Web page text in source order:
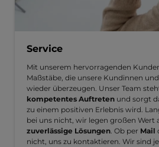
Service
Mit unserem hervorragenden
Maßstäbe, die unsere Kundinnen
wieder überzeugen. Unser Team
kompetentes Auftreten und sorgt
zu einem positiven Erlebnis wird.
bei uns nicht, wir legen großen Wert
zuverlässige Lösungen. Ob per Mail
nicht, uns zu kontaktieren. Wir sind